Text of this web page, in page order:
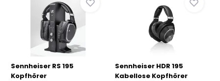
Sennheiser RS 195
Kopfhörer
Sennheiser HDR 195
Kabellose Kopfhörer